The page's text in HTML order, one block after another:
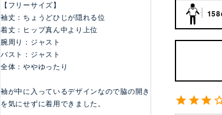
【フリーサイズ】
袖丈：ちょうどひじが隠れる位
着丈：ヒップ真ん中より上位
腕周り：ジャスト
バスト：ジャスト
全体：ややゆったり
袖が中に入っているデザインなので脇の開き
を気にせずに着用できました。